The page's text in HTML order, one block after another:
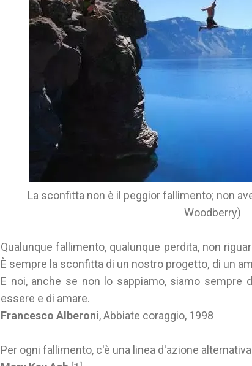
La sconfitta non è il peggior fallimento; non
Woodberry)
Qualunque fallimento, qualunque perdita, non
È sempre la sconfitta di un nostro progetto, di un
E noi, anche se non lo sappiamo, siamo sempre
essere e di amare.
Francesco Alberoni, Abbiate coraggio, 1998
Per ogni fallimento, c'è una linea d'azione